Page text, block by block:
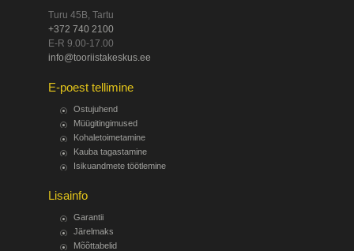
Turu 45B, Tartu
+372 740 2100
E-R 9.00-17.00
info@tooriistakeskus.ee
E-poest tellimine
Ostujuhend
Müügitingimused
Kohaletoimetamine
Kauba tagastamine
Isikuandmete töötlemine
Lisainfo
Garantii
Järelmaks
Mõõttabelid